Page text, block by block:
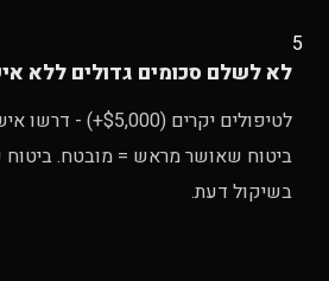
5
לא לשלם סכומים גדולים ללא
לטיפולים יקרים
ביטוח שאושר מראש = מובטח. ביטוח
בשיקול דעת.